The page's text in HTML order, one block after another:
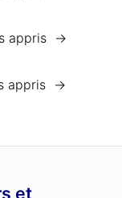
appris →
appris →
et